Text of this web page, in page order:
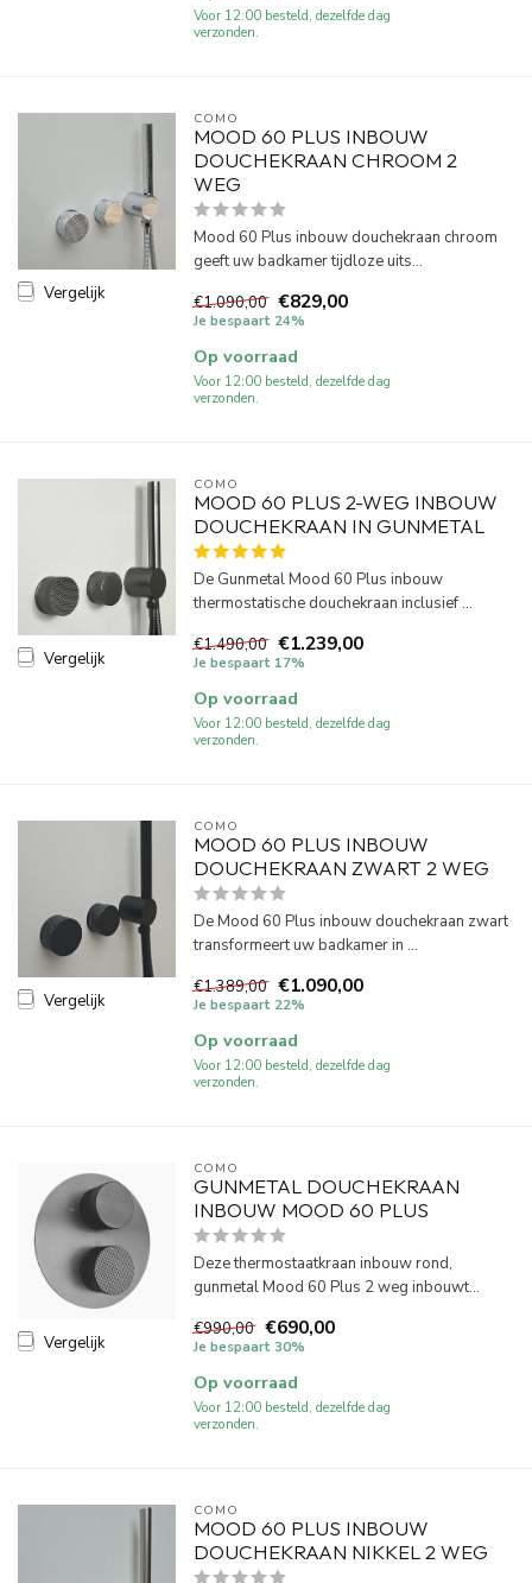
Voor 12:00 besteld, dezelfde dag
verzonden.
Vergelijk
COMO
MOOD 60 PLUS INBOUW
DOUCHEKRAAN CHROOM 2
WEG
Mood 60 Plus inbouw douchekraan chroom
geeft uw badkamer tijdloze uits...
€1.090,00 €829,00
Je bespaart 24%
Op voorraad
Voor 12:00 besteld, dezelfde dag
verzonden.
Vergelijk
COMO
MOOD 60 PLUS 2-WEG INBOUW
DOUCHEKRAAN IN GUNMETAL
De Gunmetal Mood 60 Plus inbouw
thermostatische douchekraan inclusief ...
€1.490,00 €1.239,00
Je bespaart 17%
Op voorraad
Voor 12:00 besteld, dezelfde dag
verzonden.
Vergelijk
COMO
MOOD 60 PLUS INBOUW
DOUCHEKRAAN ZWART 2 WEG
De Mood 60 Plus inbouw douchekraan zwart
transformeert uw badkamer in ...
€1.389,00 €1.090,00
Je bespaart 22%
Op voorraad
Voor 12:00 besteld, dezelfde dag
verzonden.
Vergelijk
COMO
GUNMETAL DOUCHEKRAAN
INBOUW MOOD 60 PLUS
Deze thermostaatkraan inbouw rond,
gunmetal Mood 60 Plus 2 weg inbouwt...
€990,00 €690,00
Je bespaart 30%
Op voorraad
Voor 12:00 besteld, dezelfde dag
verzonden.
COMO
MOOD 60 PLUS INBOUW
DOUCHEKRAAN NIKKEL 2 WEG